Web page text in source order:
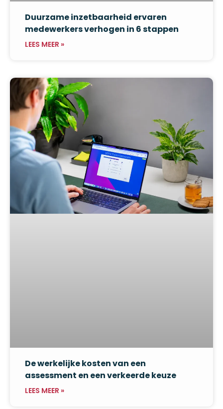
Duurzame inzetbaarheid ervaren
medewerkers verhogen in 6 stappen
LEES MEER »
De werkelijke kosten van een
assessment en een verkeerde keuze
LEES MEER »